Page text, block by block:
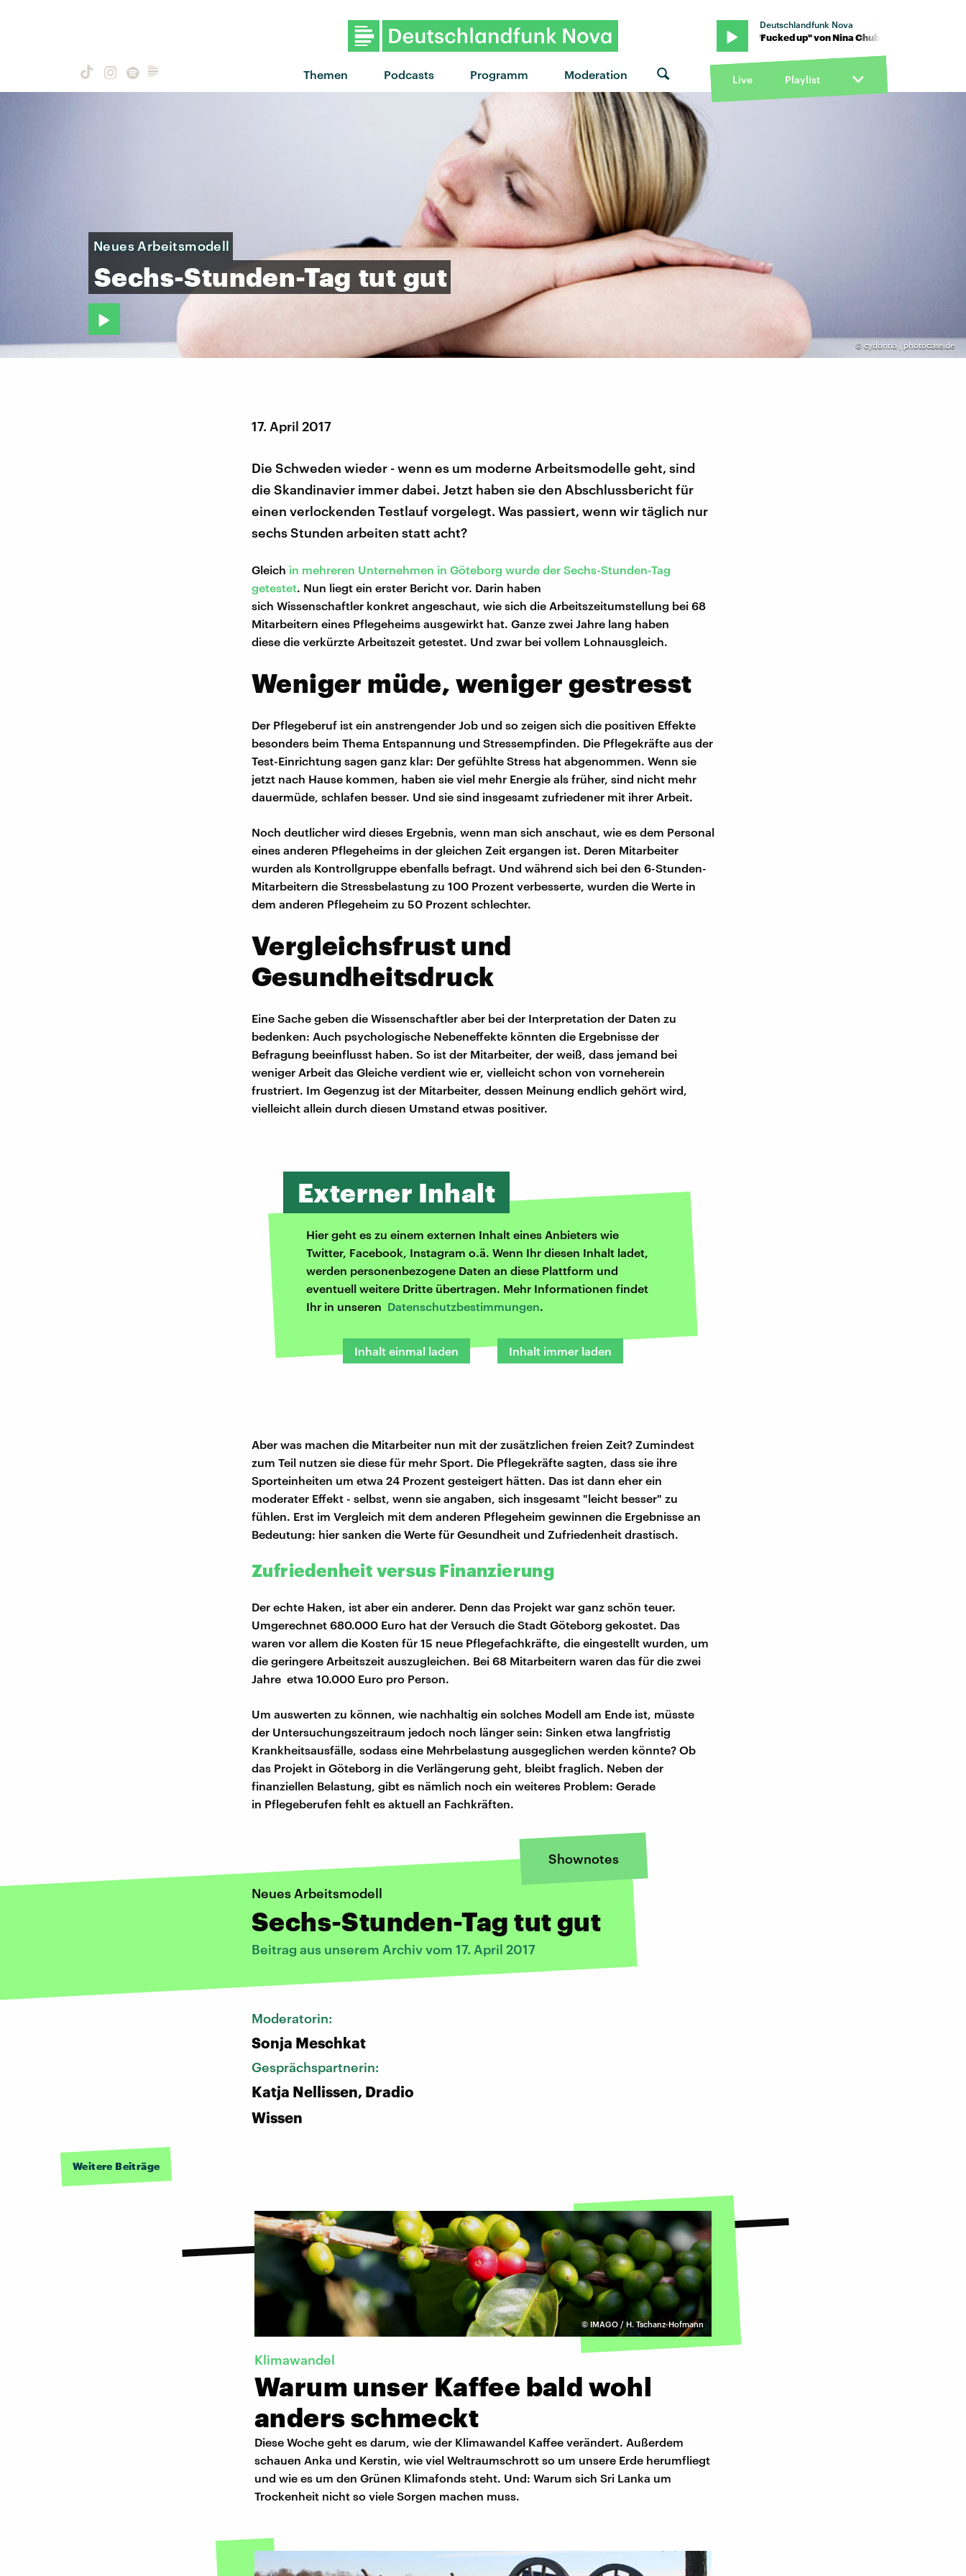
Themen Podcasts Programm Moderation
Deutschlandfunk Nova
"Fucked up" von Nina Chuba x makko · "Fucked up" von Nina Chuba x makko · "Fucked up" von
Live Playlist
© cydonna | photocase.de
Neues Arbeitsmodell
Sechs-Stunden-Tag tut gut
17. April 2017
Die Schweden wieder - wenn es um moderne Arbeitsmodelle geht, sind
die Skandinavier immer dabei. Jetzt haben sie den Abschlussbericht für
einen verlockenden Testlauf vorgelegt. Was passiert, wenn wir täglich nur
sechs Stunden arbeiten statt acht?
Gleich in mehreren Unternehmen in Göteborg wurde der Sechs-Stunden-Tag
getestet. Nun liegt ein erster Bericht vor. Darin haben
sich Wissenschaftler konkret angeschaut, wie sich die Arbeitszeitumstellung bei 68
Mitarbeitern eines Pflegeheims ausgewirkt hat. Ganze zwei Jahre lang haben
diese die verkürzte Arbeitszeit getestet. Und zwar bei vollem Lohnausgleich.
Weniger müde, weniger gestresst
Der Pflegeberuf ist ein anstrengender Job und so zeigen sich die positiven Effekte
besonders beim Thema Entspannung und Stressempfinden. Die Pflegekräfte aus der
Test-Einrichtung sagen ganz klar: Der gefühlte Stress hat abgenommen. Wenn sie
jetzt nach Hause kommen, haben sie viel mehr Energie als früher, sind nicht mehr
dauermüde, schlafen besser. Und sie sind insgesamt zufriedener mit ihrer Arbeit.
Noch deutlicher wird dieses Ergebnis, wenn man sich anschaut, wie es dem Personal
eines anderen Pflegeheims in der gleichen Zeit ergangen ist. Deren Mitarbeiter
wurden als Kontrollgruppe ebenfalls befragt. Und während sich bei den 6-Stunden-
Mitarbeitern die Stressbelastung zu 100 Prozent verbesserte, wurden die Werte in
dem anderen Pflegeheim zu 50 Prozent schlechter.
Vergleichsfrust und
Gesundheitsdruck
Eine Sache geben die Wissenschaftler aber bei der Interpretation der Daten zu
bedenken: Auch psychologische Nebeneffekte könnten die Ergebnisse der
Befragung beeinflusst haben. So ist der Mitarbeiter, der weiß, dass jemand bei
weniger Arbeit das Gleiche verdient wie er, vielleicht schon von vorneherein
frustriert. Im Gegenzug ist der Mitarbeiter, dessen Meinung endlich gehört wird,
vielleicht allein durch diesen Umstand etwas positiver.
Externer Inhalt
Hier geht es zu einem externen Inhalt eines Anbieters wie
Twitter, Facebook, Instagram o.ä. Wenn Ihr diesen Inhalt ladet,
werden personenbezogene Daten an diese Plattform und
eventuell weitere Dritte übertragen. Mehr Informationen findet
Ihr in unseren Datenschutzbestimmungen.
Inhalt einmal laden Inhalt immer laden
Aber was machen die Mitarbeiter nun mit der zusätzlichen freien Zeit? Zumindest
zum Teil nutzen sie diese für mehr Sport. Die Pflegekräfte sagten, dass sie ihre
Sporteinheiten um etwa 24 Prozent gesteigert hätten. Das ist dann eher ein
moderater Effekt - selbst, wenn sie angaben, sich insgesamt "leicht besser" zu
fühlen. Erst im Vergleich mit dem anderen Pflegeheim gewinnen die Ergebnisse an
Bedeutung: hier sanken die Werte für Gesundheit und Zufriedenheit drastisch.
Zufriedenheit versus Finanzierung
Der echte Haken, ist aber ein anderer. Denn das Projekt war ganz schön teuer.
Umgerechnet 680.000 Euro hat der Versuch die Stadt Göteborg gekostet. Das
waren vor allem die Kosten für 15 neue Pflegefachkräfte, die eingestellt wurden, um
die geringere Arbeitszeit auszugleichen. Bei 68 Mitarbeitern waren das für die zwei
Jahre etwa 10.000 Euro pro Person.
Um auswerten zu können, wie nachhaltig ein solches Modell am Ende ist, müsste
der Untersuchungszeitraum jedoch noch länger sein: Sinken etwa langfristig
Krankheitsausfälle, sodass eine Mehrbelastung ausgeglichen werden könnte? Ob
das Projekt in Göteborg in die Verlängerung geht, bleibt fraglich. Neben der
finanziellen Belastung, gibt es nämlich noch ein weiteres Problem: Gerade
in Pflegeberufen fehlt es aktuell an Fachkräften.
Shownotes
Neues Arbeitsmodell
Sechs-Stunden-Tag tut gut
Beitrag aus unserem Archiv vom 17. April 2017
Moderatorin:
Sonja Meschkat
Gesprächspartnerin:
Katja Nellissen, Dradio
Wissen
Weitere Beiträge
© IMAGO / H. Tschanz-Hofmann
Klimawandel
Warum unser Kaffee bald wohl
anders schmeckt
Diese Woche geht es darum, wie der Klimawandel Kaffee verändert. Außerdem
schauen Anka und Kerstin, wie viel Weltraumschrott so um unsere Erde herumfliegt
und wie es um den Grünen Klimafonds steht. Und: Warum sich Sri Lanka um
Trockenheit nicht so viele Sorgen machen muss.